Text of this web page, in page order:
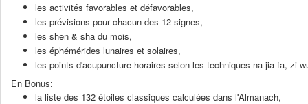
les activités favorables et défavorables,
les prévisions pour chacun des 12 signes,
les shen & sha du mois,
les éphémérides lunaires et solaires,
les points d'acupuncture horaires selon les techniques na jia fa, zi
En Bonus:
la liste des 132 étoiles classiques calculées dans l'Almanach,